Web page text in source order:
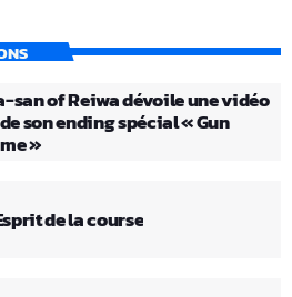
san of Reiwa dévoile une vidéo
son ending spécial « Gun
»
de la course